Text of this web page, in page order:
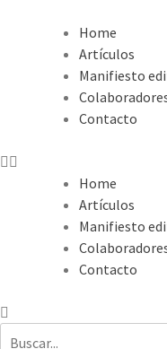
Home
Artículos
Manifiesto
Contacto
Home
Artículos
Manifiesto
Contacto